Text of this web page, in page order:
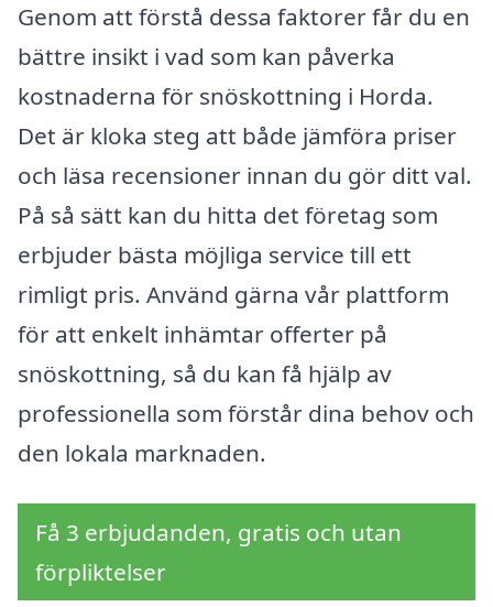
Genom att förstå dessa faktorer får du en
bättre insikt i vad som kan påverka
kostnaderna för snöskottning i Horda.
Det är kloka steg att både jämföra priser
och läsa recensioner innan du gör ditt val.
På så sätt kan du hitta det företag som
erbjuder bästa möjliga service till ett
rimligt pris. Använd gärna vår plattform
för att enkelt inhämtar offerter på
snöskottning, så du kan få hjälp av
professionella som förstår dina behov och
den lokala marknaden.
Få 3 erbjudanden, gratis och utan
förpliktelser